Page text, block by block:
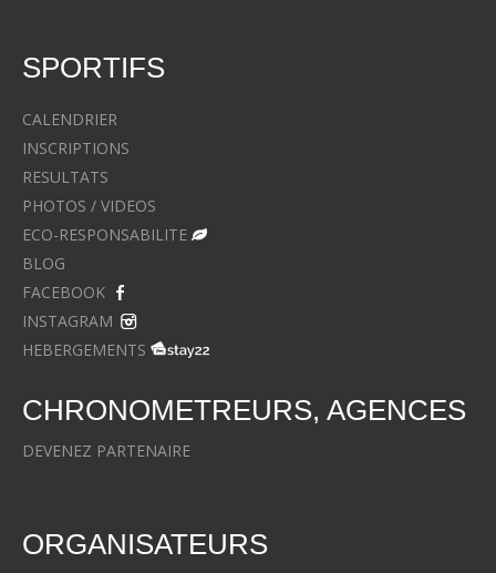
SPORTIFS
CALENDRIER
INSCRIPTIONS
RESULTATS
PHOTOS / VIDEOS
ECO-RESPONSABILITE
BLOG
FACEBOOK
INSTAGRAM
HEBERGEMENTS
CHRONOMETREURS, AGENCES
DEVENEZ PARTENAIRE
ORGANISATEURS